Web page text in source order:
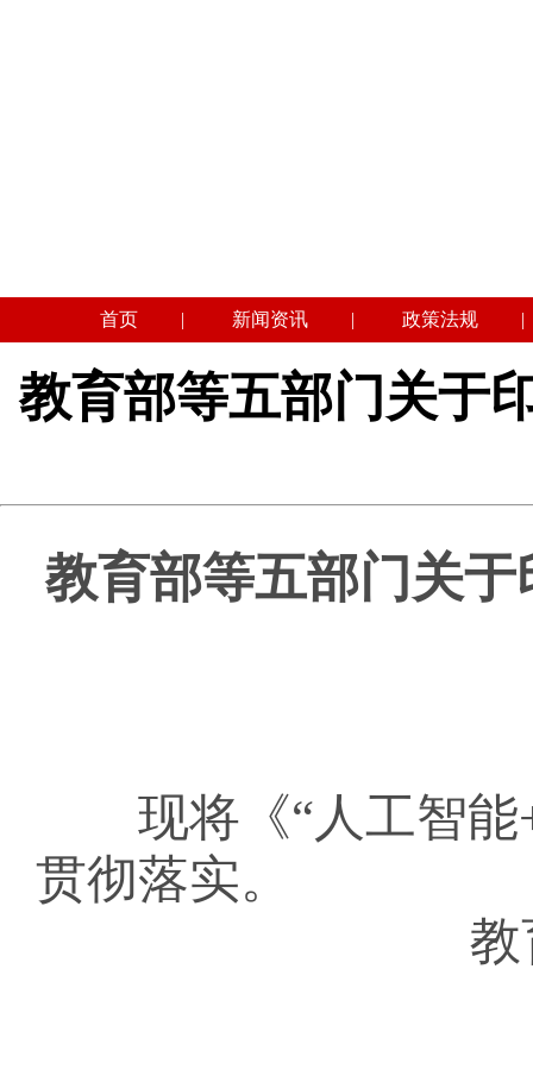
首页 | 新闻资讯 | 政策法规 |
教育部等五部门关于
教育部等五部门关于
现将《“人工智
贯彻落实。
教